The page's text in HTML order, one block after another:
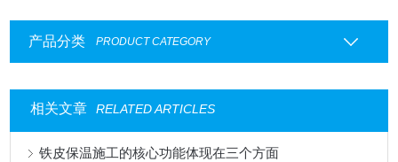
产品分类 PRODUCT CATEGORY
相关文章 RELATED ARTICLES
铁皮保温施工的核心功能体现在三个方面